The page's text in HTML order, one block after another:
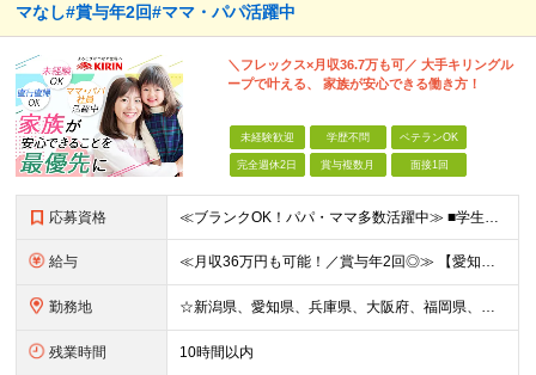
マなし#賞与年2回#ママ・パパ活躍中
＼フレックス×月収36.7万も可／ 大手キリングル
ープで叶える、 家族が安心できる働き方！
未経験歓迎 学歴不問 ベテランOK
完全週休2日 賞与複数月 面接1回
応募資格 ≪ブランクOK！パパ・ママ多数活躍中≫ ■学生時代を含め、アルバイトや社員として顧客折衝のご経験がある方 ■学歴不問 ～こんな方を歓迎します～ □安定した職場で長く働きたい方 □しっかり稼いで自分の
給与 ≪月収36万円も可能！／賞与年2回◎≫ 【愛知】★月収36.7万円も可能 月給32万7000円～＋賞与年2回＋各種手当 【大阪・兵庫・新潟】★月収34.7万円も可能 月給30万7000円～＋賞与年
勤務地 ☆新潟県、愛知県、兵庫県、大阪府、福岡県、大分県 ☆出社は月1回～週1回程度◎直行直帰OK！ ☆マイカー使用または社用車貸与あり アクセスのしやすさやあなたの希望を考慮し、配属先や担当店舗を決定しま
残業時間 10時間以内